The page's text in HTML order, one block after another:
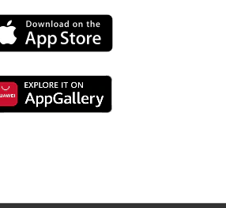
Google
Playa
Preuzmi
App
Preuzmi